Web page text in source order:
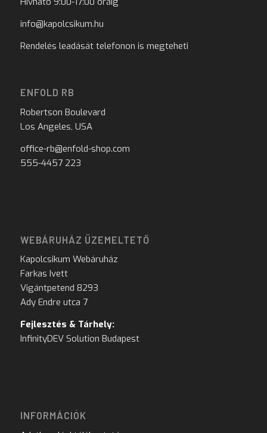
info@kapolcsikum.hu
Rendelés leadását telefonon is megteheti
ENFOLD RB
Robertson Boulevard
Los Angeles, USA
office-rb@enfold-shop.com
555-4457 223
WEBÁRUHÁZ ÜZEMELTETŐ
Kapolcsikum Webáruház
Farkas Ivett
Vigántpetend 8293
Ady Endre utca 7
Fejlesztés & Tárhely:
InfinityDEV Solution Budapest
INFORMÁCIÓK